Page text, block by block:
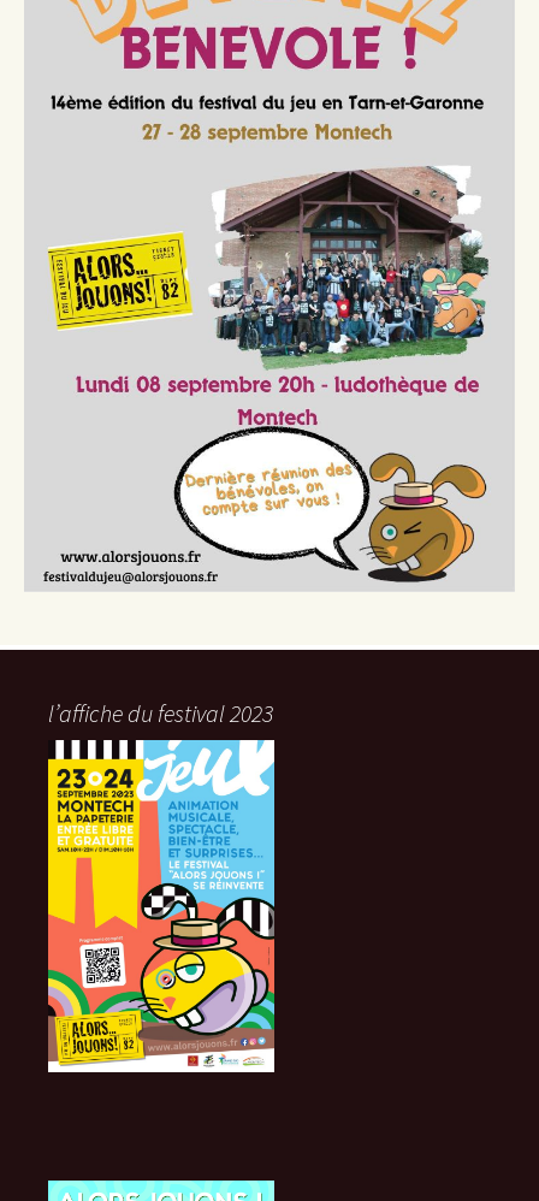
l’affiche du festival 2023